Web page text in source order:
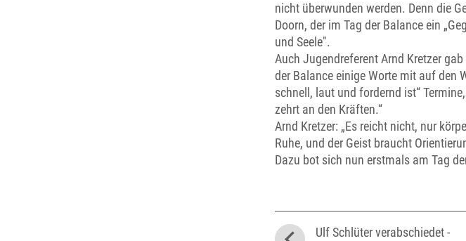
nicht überwunden werden. Denn die
Doorn, der im Tag der Balance ein
und Seele".
Auch Jugendreferent Arnd Kretzer
der Balance einige Worte mit auf den
schnell, laut und fordernd ist“
zehrt an den Kräften.“
Arnd Kretzer: „Es reicht nicht, nur
Ruhe, und der Geist braucht
Dazu bot sich nun erstmals am Tag
Ulf Schlüter verabschiedet -